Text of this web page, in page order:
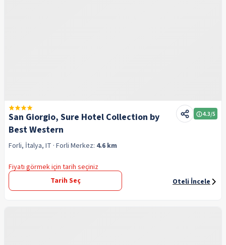
San Giorgio, Sure Hotel Collection by
Best Western
4.3/5
Forli, İtalya, IT · Forli Merkez: 4.6 km
Fiyatı görmek için tarih seçiniz
Tarih Seç
Oteli İncele